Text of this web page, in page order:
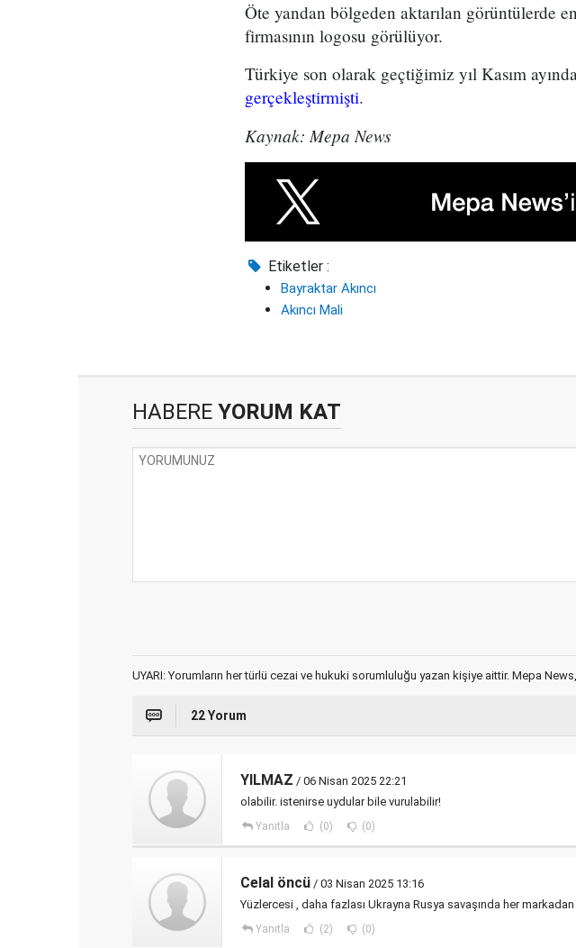
Öte yandan bölgeden aktarılan görüntülerde
firmasının logosu görülüyor.
Türkiye son olarak geçtiğimiz yıl Kasım
gerçekleştirmişti.
Kaynak: Mepa News
Etiketler :
Bayraktar Akıncı
Akıncı Mali
HABERE YORUM KAT
UYARI: Yorumların her türlü cezai ve hukuki sorumluluğu yazan kişiye aittir. Mepa
22 Yorum
YILMAZ / 06 Nisan 2025 22:21
olabilir. istenirse uydular bile vurulabilir!
Yanıtla (0) (0)
Celal öncü / 03 Nisan 2025 13:16
Yüzlercesi , daha fazlası Ukrayna Rusya savaşında her
Yanıtla (2) (0)